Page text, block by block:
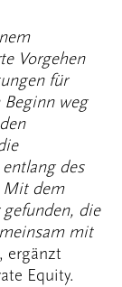
Vorgehen
für
weg
des
Mit dem
die
mit
ergänzt
Equity.